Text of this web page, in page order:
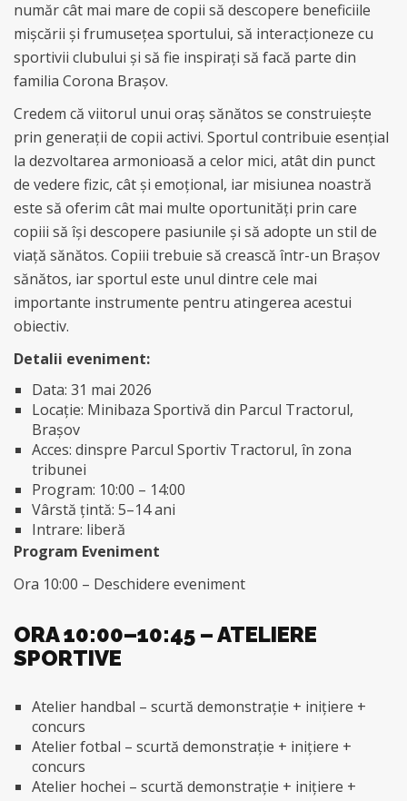
număr cât mai mare de copii să descopere beneficiile
mișcării și frumusețea sportului, să interacționeze cu
sportivii clubului și să fie inspirați să facă parte din
familia Corona Brașov.
Credem că viitorul unui oraș sănătos se construiește
prin generații de copii activi. Sportul contribuie esențial
la dezvoltarea armonioasă a celor mici, atât din punct
de vedere fizic, cât și emoțional, iar misiunea noastră
este să oferim cât mai multe oportunități prin care
copiii să își descopere pasiunile și să adopte un stil de
viață sănătos. Copiii trebuie să crească într-un Brașov
sănătos, iar sportul este unul dintre cele mai
importante instrumente pentru atingerea acestui
obiectiv.
Detalii eveniment:
Data: 31 mai 2026
Locație: Minibaza Sportivă din Parcul Tractorul,
Brașov
Acces: dinspre Parcul Sportiv Tractorul, în zona
tribunei
Program: 10:00 – 14:00
Vârstă țintă: 5–14 ani
Intrare: liberă
Program Eveniment
Ora 10:00 – Deschidere eveniment
ORA 10:00–10:45 – ATELIERE
SPORTIVE
Atelier handbal – scurtă demonstrație + inițiere +
concurs
Atelier fotbal – scurtă demonstrație + inițiere +
concurs
Atelier hochei – scurtă demonstrație + inițiere +